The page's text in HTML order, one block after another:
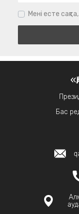
Мені есте
Бас